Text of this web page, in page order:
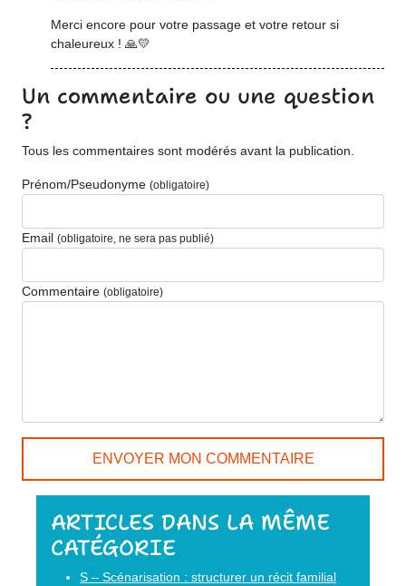
Merci encore pour votre passage et votre retour si
chaleureux ! 🙏💛
Un commentaire ou une question
?
Tous les commentaires sont modérés avant la publication.
Prénom/Pseudonyme (obligatoire)
Email (obligatoire, ne sera pas publié)
Commentaire (obligatoire)
ARTICLES DANS LA MÊME
CATÉGORIE
S – Scénarisation : structurer un récit familial